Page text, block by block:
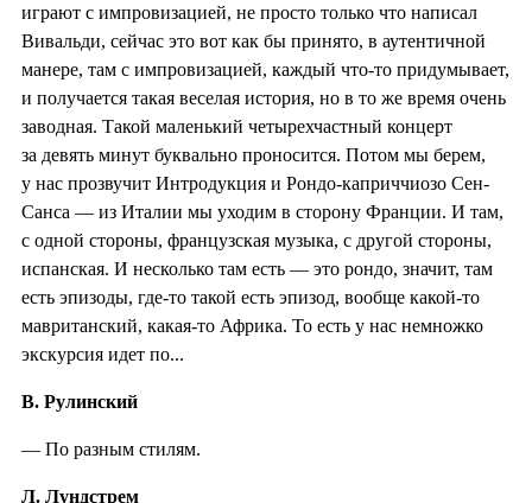
играют с импровизацией, не просто только что написал
Вивальди, сейчас это вот как бы принято, в аутентичной
манере, там с импровизацией, каждый что-то придумывает,
и получается такая веселая история, но в то же время очень
заводная. Такой маленький четырехчастный концерт
за девять минут буквально проносится. Потом мы берем,
у нас прозвучит Интродукция и Рондо-каприччиозо Сен-
Санса — из Италии мы уходим в сторону Франции. И там,
с одной стороны, французская музыка, с другой стороны,
испанская. И несколько там есть — это рондо, значит, там
есть эпизоды, где-то такой есть эпизод, вообще какой-то
мавританский, какая-то Африка. То есть у нас немножко
экскурсия идет по...
В. Рулинский
— По разным стилям.
Л. Лундстрем